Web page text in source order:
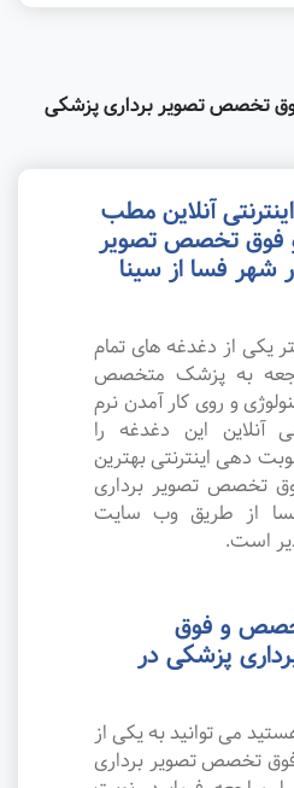
تخصص تصویر برداری پزشکی
آنلاین مطب
تخصص تصویر
شهر فسا از سینا
یکی از دغدغه های تمام
به پزشک متخصص
و روی کار آمدن نرم
آنلاین این دغدغه را
دهی اینترنتی بهترین
تخصص تصویر برداری
از طریق وب سایت
است.
و فوق
پزشکی در
می توانید به یکی از
تخصص تصویر برداری